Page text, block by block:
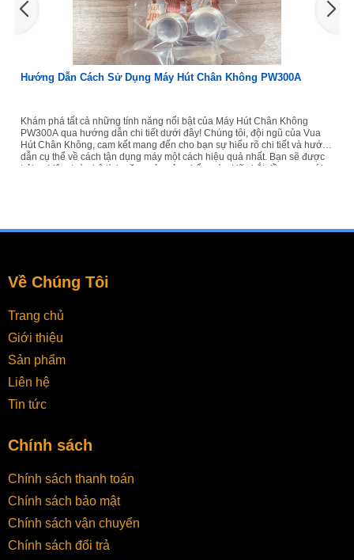
Dẫn Cách Sử Dụng Máy Hút Chân Không PW300A
phá tất cả những tính năng nổi bật của Máy Hút Chân Không
qua hướng dẫn chi tiết dưới đây! Chúng tôi, đội ngũ của Vua
Chân Không, cam kết mang đến cho bạn sự hiểu rõ chi tiết và hướng
cụ thể về cách tận dụng máy một cách hiệu quả nhất. Bạn sẽ được
nghiệm toàn bộ tính năng của sản phẩm này. Hãy bắt đầu ngay với
bạn
Về Chúng Tôi
Trang chủ
Giới thiệu
Sản phẩm
Liên hệ
Tin tức
Chính sách
Chính sách thanh toán
Chính sách bảo mật
Chính sách vận chuyển
Chính sách đổi trả